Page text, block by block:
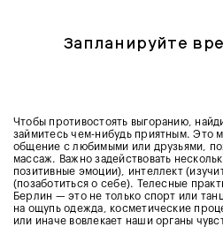
Запланируйте
Чтобы противостоять выгоранию,
займитесь чем-нибудь приятным. Это
общение с любимыми или друзьями,
массаж. Важно задействовать
позитивные эмоции), интеллект
(позаботиться о себе). Телесные
Берлин — это не только спорт или
на ощупь одежда, косметические
или иначе вовлекает наши органы